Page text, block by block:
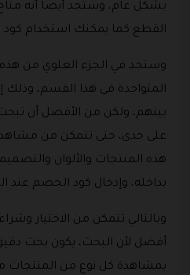
بشكل عام، وستجد أيضا أنه
القطع كما يمكنك استخدام كود
وستجد في الجزء العلوي من هذه
المتواجدة في هذا القسم، وذلك
بينهم، ولكن من الأفضل أن
على حدى، حتى تتمكن من
هذه المنتجات والألوان
بداخله، وإدخال كود الخصم عند
وبالتالي تتمكن من الاختيار
أفضل لأن البحث، يكون بحث
بمشاهدة كل نوع من المنتجات